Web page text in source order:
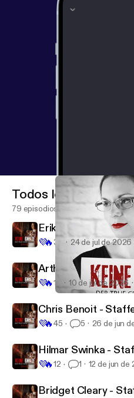
Keine Gnade
Todos los episodios
79 episodios
Erika & BJ Sifrit -
💜🔥 32 24 de jul de 2026
Arthur Shawcross -
💜🔥13 10 de jul de 2026
Chris Benoit -
💜🔥45 5 26 de jun
Hilmar Swinka -
💜🔥12 1 12 de jun de
Bridget Cleary -